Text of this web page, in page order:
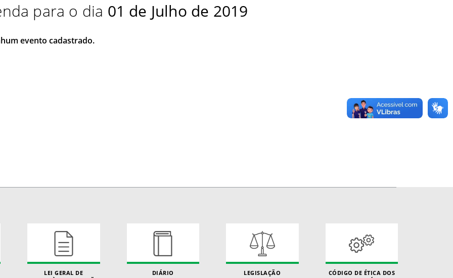
para o dia 01 de Julho de 2019
evento cadastrado.
LEI GERAL DE
DIÁRIO
LEGISLAÇÃO
CÓDIGO DE ÉTICA DOS